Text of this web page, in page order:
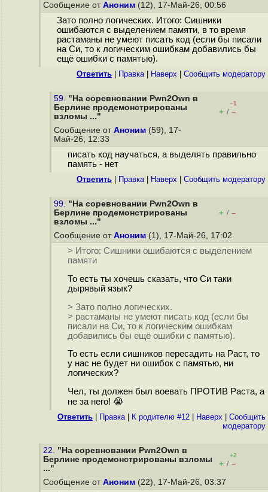
Сообщение от Аноним (12), 17-Май-26, 00:56
Зато полно логических. Итого: Сишники
ошибаются с выделением памяти, в то время
растаманы не умеют писать код (если бы писали
на Си, то к логическим ошибкам добавились бы
ещё ошибки с памятью).
Ответить Правка| Наверх Cообщить модератору
59. "На соревновании Pwn2Own в
Берлине продемонстрированы
взломы ..."
–1
+ / –
Сообщение от Аноним (59), 17-
Май-26, 12:33
писать код научаться, а выделять правильно
память - нет
Ответить Правка| Наверх Cообщить модератору
99. "На соревновании Pwn2Own в
Берлине продемонстрированы
взломы ..."
+ / –
Сообщение от Аноним (1), 17-Май-26, 17:02
> Итого: Сишники ошибаются с выделением
памяти
То есть ты хочешь сказать, что Си таки
дырявый язык?
> Зато полно логических.
> растаманы не умеют писать код (если бы
писали на Си, то к логическим ошибкам
добавились бы ещё ошибки с памятью).
То есть если сишников пересадить на Раст, то
у нас не будет ни ошибок с памятью, ни
логических?
Чел, ты должен был воевать ПРОТИВ Раста, а
не за него! 😭
Ответить Правка| К родителю #12 Наверх
Cообщить
модератору
22. "На соревновании Pwn2Own в
Берлине продемонстрированы взломы
..."
+2
+ / –
Сообщение от Аноним (22), 17-Май-26, 03:37